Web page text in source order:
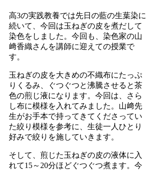
高3の実践教養では先日の藍の生葉染に
続いて、今回は玉ねぎの皮を煮だして
染色をしました。今回も、染色家の山
﨑香織さんを講師に迎えての授業で
す。
玉ねぎの皮を大きめの不織布にたっぷ
りくるみ、ぐつぐつと沸騰させると茶
色の煎じ液になります。今回は、さら
し布に模様を入れてみました。山﨑先
生がお手本で持ってきてくださってい
た絞り模様を参考に、生徒一人ひとり
好みで絞りを施していきます。
そして、煎じた玉ねぎの皮の液体に入
れて15～20分ほどぐつぐつ煮ます。今